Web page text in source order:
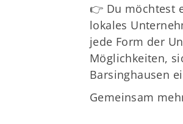
👉 Du möchtest
lokales
jede Form der
Möglichkeiten,
Barsinghausen
Gemeinsam